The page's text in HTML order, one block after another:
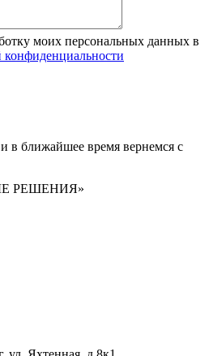
моих персональных данных в
в ближайшее время вернемся с
РЕШЕНИЯ»